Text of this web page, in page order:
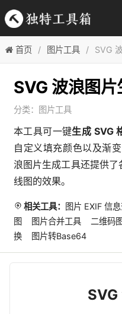
首页 图片工具 SVG
SVG 波浪图片
分类： 图片工具
本工具可一键生成 SVG
自定义填充颜色以及渐
浪图片生成工具还提供
线图的效果。
相关工具： 图片 EXIF 信
图
图片合并工具 二维码
换
图片转Base64
SVG